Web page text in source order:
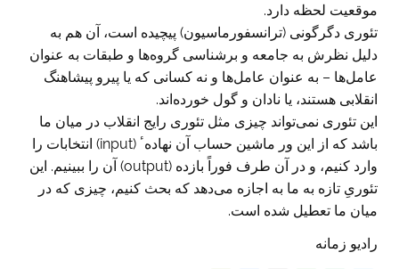
موقعیت لحظه دارد.
تئوری دگرگونی (ترانسفورماسیون) پیچیده است، آن هم به
دلیل نظرش به جامعه و برشناسی گروه‌ها و طبقات به عنوان
عامل‌ها – به عنوان عامل‌ها و نه کسانی که یا پیرو پیشاهنگ
انقلابی هستند، یا نادان و گول خورده‌اند.
این تئوری نمی‌تواند چیزی مثل تئوری رایج انقلاب در میان ما
باشد که از این ور ماشین حساب آن نهاده‌ٴ (input) انتخابات را
وارد کنیم، و در آن طرف فوراً بازده (output) آن را ببینیم. این
تئوریِ تازه به ما به اجازه می‌دهد که بحث کنیم، چیزی که در
میان ما تعطیل شده است.
رادیو زمانه